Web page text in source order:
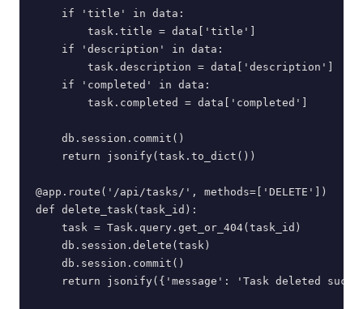
    if 'title' in data:
        task.title = data['title']
    if 'description' in data:
        task.description = data['description']
    if 'completed' in data:
        task.completed = data['completed']
    db.session.commit()
    return jsonify(task.to_dict())
@app.route('/api/tasks/ ', methods=['DELETE'])
def delete_task(task_id):
    task = Task.query.get_or_404(task_id)
    db.session.delete(task)
    db.session.commit()
return jsonify({'message': 'Task deleted